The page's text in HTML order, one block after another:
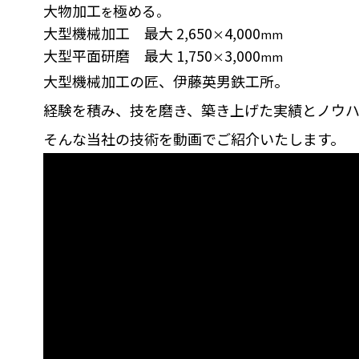
大物加工を極める。
大型機械加工 最大 2,650×4,000mm
大型平面研磨 最大 1,750×3,000mm
大型機械加工の匠、伊藤英男鉄工所。
経験を積み、技を磨き、築き上げた実績とノウ
そんな当社の技術を動画でご紹介いたします。